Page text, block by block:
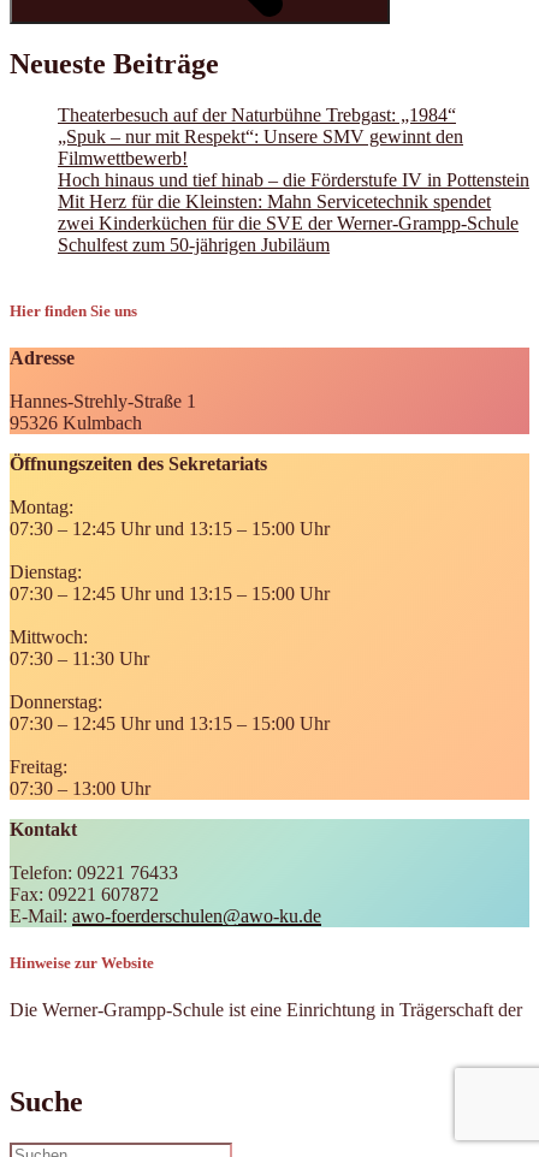
Neueste Beiträge
Theaterbesuch auf der Naturbühne Trebgast: „1984“
„Spuk – nur mit Respekt“: Unsere SMV gewinnt den
Filmwettbewerb!
Hoch hinaus und tief hinab – die Förderstufe IV in Pottenstein
Mit Herz für die Kleinsten: Mahn Servicetechnik spendet
zwei Kinderküchen für die SVE der Werner-Grampp-Schule
Schulfest zum 50-jährigen Jubiläum
Hier finden Sie uns
Adresse
Hannes-Strehly-Straße 1
95326 Kulmbach
Öffnungszeiten des Sekretariats
Montag:
07:30 – 12:45 Uhr und 13:15 – 15:00 Uhr
Dienstag:
07:30 – 12:45 Uhr und 13:15 – 15:00 Uhr
Mittwoch:
07:30 – 11:30 Uhr
Donnerstag:
07:30 – 12:45 Uhr und 13:15 – 15:00 Uhr
Freitag:
07:30 – 13:00 Uhr
Kontakt
Telefon: 09221 76433
Fax: 09221 607872
E-Mail: awo-foerderschulen@awo-ku.de
Hinweise zur Website
Die Werner-Grampp-Schule ist eine Einrichtung in Trägerschaft der
Suche
Suchen